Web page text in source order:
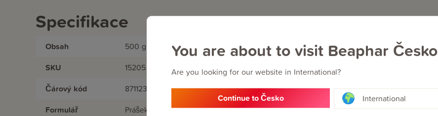
You are about to visit Beaphar Česko
Are you looking for our website in International?
Continue to Česko International
Specifikace
Obsah 500 g
SKU 15205
Čárový kód 8711231152056
Formulář Prášek